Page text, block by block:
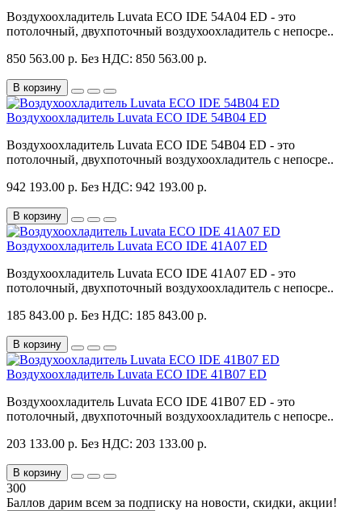
Воздухоохладитель Luvata ECO IDE 54A04 ED - это
потолочный, двухпоточный воздухоохладитель с непосре..
850 563.00 р. Без НДС: 850 563.00 р.
В корзину
Воздухоохладитель Luvata ECO IDE 54B04 ED
Воздухоохладитель Luvata ECO IDE 54B04 ED - это
потолочный, двухпоточный воздухоохладитель с непосре..
942 193.00 р. Без НДС: 942 193.00 р.
В корзину
Воздухоохладитель Luvata ECO IDE 41A07 ED
Воздухоохладитель Luvata ECO IDE 41A07 ED - это
потолочный, двухпоточный воздухоохладитель с непосре..
185 843.00 р. Без НДС: 185 843.00 р.
В корзину
Воздухоохладитель Luvata ECO IDE 41B07 ED
Воздухоохладитель Luvata ECO IDE 41B07 ED - это
потолочный, двухпоточный воздухоохладитель с непосре..
203 133.00 р. Без НДС: 203 133.00 р.
В корзину
300
Баллов дарим всем за подписку на новости, скидки, акции!